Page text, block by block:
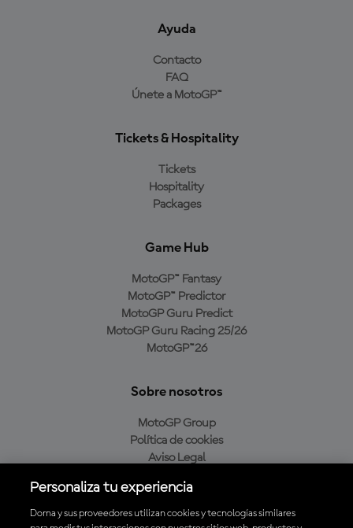
Ayuda
Contacto
FAQ
Únete a MotoGP™
Tickets & Hospitality
Tickets
Hospitality
Packages
Game Hub
MotoGP™ Fantasy
MotoGP™ Predictor
MotoGP Guru Predict
MotoGP Guru Racing 25/26
MotoGP™26
Sobre nosotros
MotoGP Group
Política de cookies
Aviso Legal
Política de compra
Personaliza tu experiencia
Dorna y sus proveedores utilizan cookies y tecnologías similares